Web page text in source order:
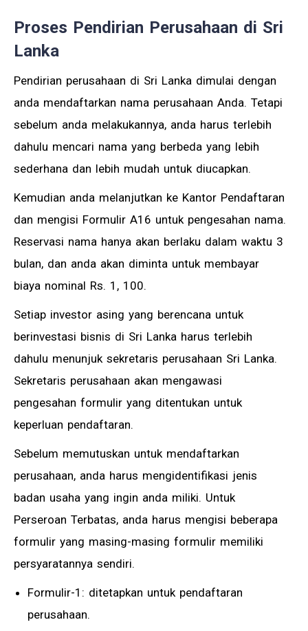
Proses Pendirian Perusahaan di Sri
Lanka
Pendirian perusahaan di Sri Lanka dimulai dengan
anda mendaftarkan nama perusahaan Anda. Tetapi
sebelum anda melakukannya, anda harus terlebih
dahulu mencari nama yang berbeda yang lebih
sederhana dan lebih mudah untuk diucapkan.
Kemudian anda melanjutkan ke Kantor Pendaftaran
dan mengisi Formulir A16 untuk pengesahan nama.
Reservasi nama hanya akan berlaku dalam waktu 3
bulan, dan anda akan diminta untuk membayar
biaya nominal Rs. 1, 100.
Setiap investor asing yang berencana untuk
berinvestasi bisnis di Sri Lanka harus terlebih
dahulu menunjuk sekretaris perusahaan Sri Lanka.
Sekretaris perusahaan akan mengawasi
pengesahan formulir yang ditentukan untuk
keperluan pendaftaran.
Sebelum memutuskan untuk mendaftarkan
perusahaan, anda harus mengidentifikasi jenis
badan usaha yang ingin anda miliki. Untuk
Perseroan Terbatas, anda harus mengisi beberapa
formulir yang masing-masing formulir memiliki
persyaratannya sendiri.
Formulir-1: ditetapkan untuk pendaftaran
perusahaan.